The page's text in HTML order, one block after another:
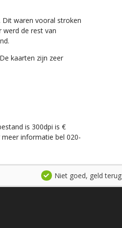
Dit waren vooral stroken
werd de rest van
kaarten zijn zeer
is 300dpi is €
informatie bel 020-
Niet goed, geld terug